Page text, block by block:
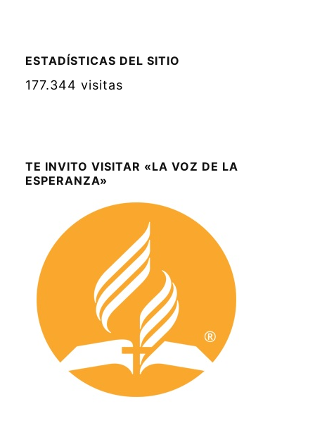
ESTADÍSTICAS DEL SITIO
177.344 visitas
TE INVITO VISITAR «LA VOZ DE LA
ESPERANZA»